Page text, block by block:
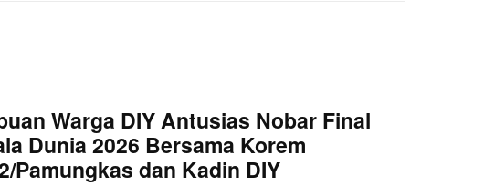
Warga DIY Antusias Nobar Final
Dunia 2026 Bersama Korem
Pamungkas dan Kadin DIY